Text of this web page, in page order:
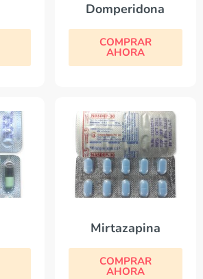
Domperidona
COMPRAR
AHORA
Mirtazapina
COMPRAR
AHORA